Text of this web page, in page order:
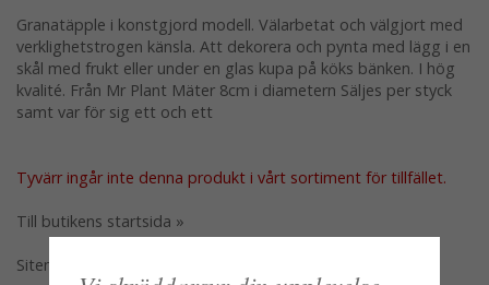
Granatäpple i konstgjord modell. Välarbetat och välgjort med
verklighetstrogen känsla. Att dekorera och pynta med lägg i en
skål med frukt eller under en glas kupa på köks bänken. I hög
kvalité. Från Mr Plant Mäter 8cm i diametern Säljes per styck
samt var för sig ett och ett
Tyvärr ingår inte denna produkt i vårt sortiment för tillfället.
Till butikens startsida »
Sitemap »